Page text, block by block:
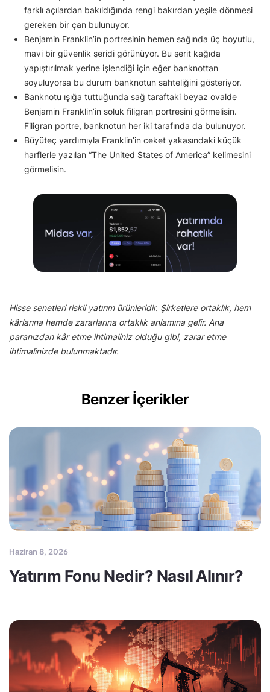
farklı açılardan bakıldığında rengi bakırdan yeşile dönmesi
gereken bir çan bulunuyor.
Benjamin Franklin’in portresinin hemen sağında üç boyutlu,
mavi bir güvenlik şeridi görünüyor. Bu şerit kağıda
yapıştırılmak yerine işlendiği için eğer banknottan
soyuluyorsa bu durum banknotun sahteliğini gösteriyor.
Banknotu ışığa tuttuğunda sağ taraftaki beyaz ovalde
Benjamin Franklin’in soluk filigran portresini görmelisin.
Filigran portre, banknotun her iki tarafında da bulunuyor.
Büyüteç yardımıyla Franklin’in ceket yakasındaki küçük
harflerle yazılan “The United States of America” kelimesini
görmelisin.
Hisse senetleri riskli yatırım ürünleridir. Şirketlere ortaklık, hem
kârlarına hemde zararlarına ortaklık anlamına gelir. Ana
paranızdan kâr etme ihtimaliniz olduğu gibi, zarar etme
ihtimalinizde bulunmaktadır.
Benzer İçerikler
Haziran 8, 2026
Yatırım Fonu Nedir? Nasıl Alınır?